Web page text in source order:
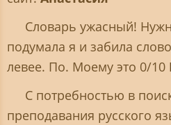
Словарь ужасный!
подумала я и забила
левее. По. Моему это 0/10
С потребностью в
преподавания русского